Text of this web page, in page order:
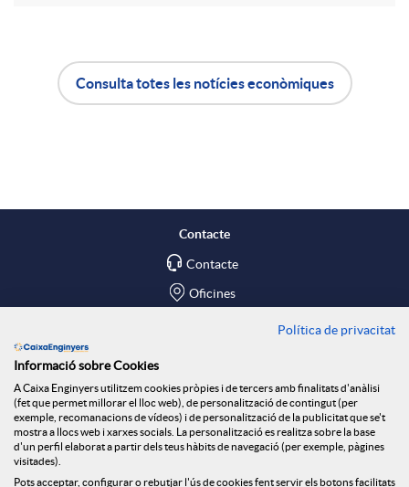
a
x
e
s
c
a
c
n
n
o
Consulta totes les notícies econòmiques
Contacte
Contacte
Oficines
Social Room
Seguretat Online
Política de privacitat
Informació sobre Cookies
A Caixa Enginyers utilitzem cookies pròpies i de tercers amb finalitats d'anàlisi
(fet que permet millorar el lloc web), de personalització de contingut (per
exemple, recomanacions de vídeos) i de personalització de la publicitat que se't
mostra a llocs web i xarxes socials. La personalització es realitza sobre la base
d'un perfil elaborat a partir dels teus hàbits de navegació (per exemple, pàgines
visitades).
Pots acceptar, configurar o rebutjar l'ús de cookies fent servir els botons facilitats